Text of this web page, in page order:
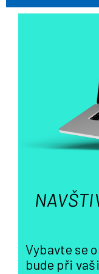
Vybavte se
bude při